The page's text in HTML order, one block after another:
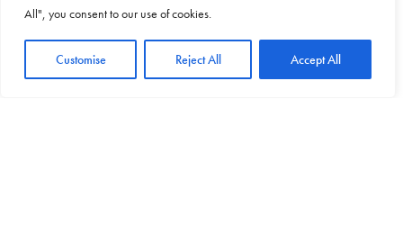
All", you consent to our use of cookies.
Customise Reject All Accept All
dellâ€™amoreâ€.
Il regista di Macbeth sarÃ lâ€™affermato Andrea